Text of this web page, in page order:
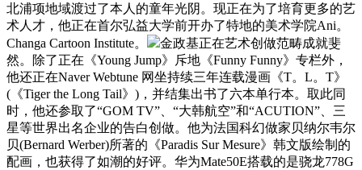
北浦项地域渡过了本人的童年光阴。现正在为了培育更多的艺
术人才，他正在首尔弘益大学前开办了特地的美术学院Ani。
Changa Cartoon Institute。
金政基正在艺术创做范畴成就斐
然。除了正在《Young Jump》斥地《Funny Funny》专栏外，
他还正在Naver Webtune 网坐持续三年连载漫画《T。L。T》
(《Tiger the Long Tail》)，并结集出书了六本单行本。取此同
时，他还参取了“GOM TV”、“大韩航空”和“ACUTION”、三
星等世界出名企业的告白创做。他为法国科幻做家贝纳尔韦尔
贝(Bernard Werber)所著的《Paradis Sur Mesure》韩文版绘制的
配画，也获得了如潮的好评。华为Mate50E搭载的是骁龙778G